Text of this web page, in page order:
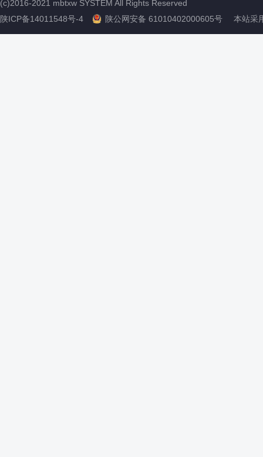
(c)2016-2021 mbtxw SYSTEM All Rights Reserved
陕ICP备14011548号-4
陕公网安备 61010402000605号 本站采